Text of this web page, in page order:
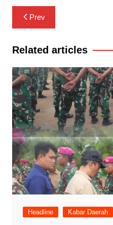
Navigasi
pos
Prev
Related articles
Headline Kabar Daerah